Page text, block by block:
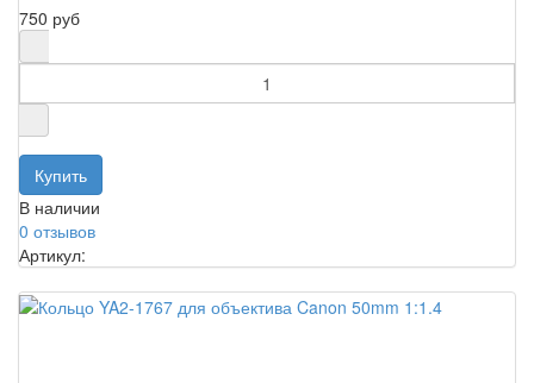
750 руб
В наличии
0 отзывов
Артикул: